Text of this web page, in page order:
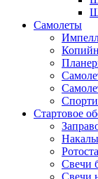
Самолеты
Стартовое
Свечи
Свечи